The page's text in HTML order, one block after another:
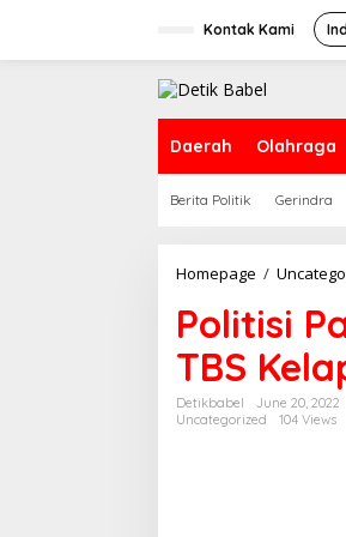
Kontak Kami
Daerah Olahraga
Berita Politik Gerindra
Homepage /
Politisi
TBS
Detikbabel
June 20, 2022
Uncategorized
104 Views